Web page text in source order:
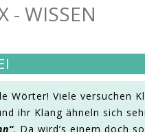
- WISSEN
Wörter! Viele versuchen
ihr Klang ähneln sich
. Da wird’s einem doch